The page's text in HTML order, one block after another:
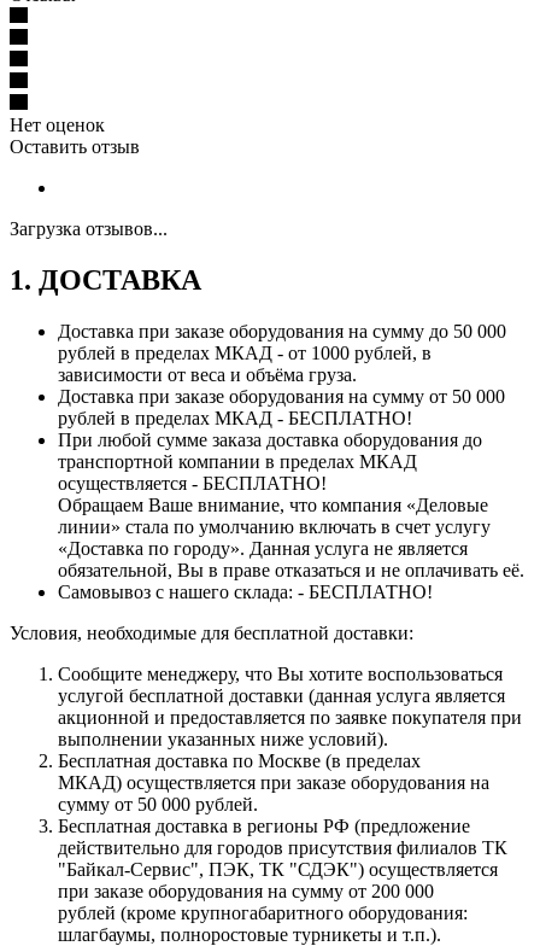
Нет оценок
Оставить отзыв
Загрузка отзывов...
1. ДОСТАВКА
Доставка при заказе оборудования на сумму до 50 000
рублей в пределах МКАД - от 1000 рублей, в
зависимости от веса и объёма груза.
Доставка при заказе оборудования на сумму от 50 000
рублей в пределах МКАД - БЕСПЛАТНО!
При любой сумме заказа доставка оборудования до
транспортной компании в пределах МКАД
осуществляется - БЕСПЛАТНО!
Обращаем Ваше внимание, что компания «Деловые
линии» стала по умолчанию включать в счет услугу
«Доставка по городу». Данная услуга не является
обязательной, Вы в праве отказаться и не оплачивать её.
Самовывоз с нашего склада: - БЕСПЛАТНО!
Условия, необходимые для бесплатной доставки:
Сообщите менеджеру, что Вы хотите воспользоваться
услугой бесплатной доставки (данная услуга является
акционной и предоставляется по заявке покупателя при
выполнении указанных ниже условий).
Бесплатная доставка по Москве (в пределах
МКАД) осуществляется при заказе оборудования на
сумму от 50 000 рублей.
Бесплатная доставка в регионы РФ (предложение
действительно для городов присутствия филиалов ТК
"Байкал-Сервис", ПЭК, ТК "СДЭК") осуществляется
при заказе оборудования на сумму от 200 000
рублей (кроме крупногабаритного оборудования:
шлагбаумы, полноростовые турникеты и т.п.).